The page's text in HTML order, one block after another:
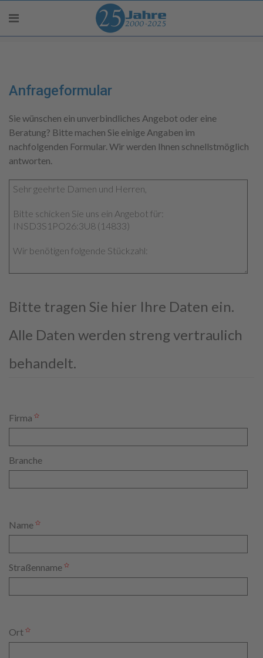
Anfrageformular
Sie wünschen ein unverbindliches Angebot oder eine
Beratung? Bitte machen Sie einige Angaben im
nachfolgenden Formular. Wir werden Ihnen schnellstmöglich
antworten.
Bitte tragen Sie hier Ihre Daten ein.
Alle Daten werden streng vertraulich
behandelt.
Firma
Branche
Name
Straßenname
Ort